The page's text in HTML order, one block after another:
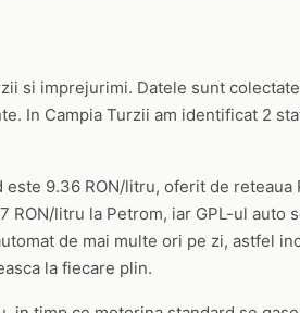
si imprejurimi. Datele sunt
In Campia Turzii am identificat 2
9.36 RON/litru, oferit de reteaua
RON/litru la Petrom, iar GPL-ul auto
de mai multe ori pe zi, astfel
la fiecare plin.